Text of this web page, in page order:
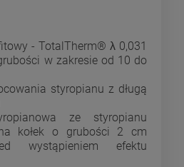
- TotalTherm® λ 0,031
w zakresie od 10 do
styropianu z długą
ze styropianu
kołek o grubości 2 cm
wystąpieniem efektu